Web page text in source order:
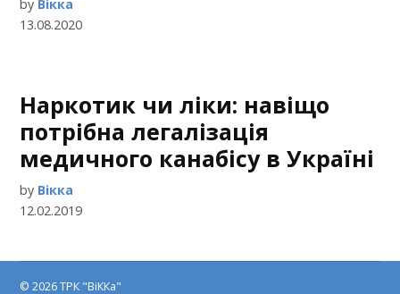
by Вікка
13.08.2020
Наркотик чи ліки: навіщо
потрібна легалізація
медичного канабісу в Україні
by Вікка
12.02.2019
© 2026 ТРК "ВіККа"